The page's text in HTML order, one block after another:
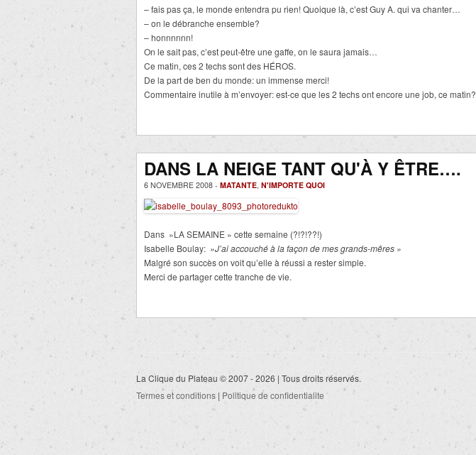
– fais pas ça, le monde entendra pu rien! Quoique là, c’est Guy A. qui va chanter…
– on le débranche ensemble?
– honnnnnn!
On le sait pas, c’est peut-être une gaffe, on le saura jamais…
Ce matin, ces 2 techs sont des HÉROS.
De la part de ben du monde: un immense merci!
Commentaire inutile à m’envoyer: est-ce que les 2 techs ont encore une job, ce matin?
DANS LA NEIGE TANT QU'À Y ÊTRE….
6 NOVEMBRE 2008 - MATANTE, N'IMPORTE QUOI
Dans »LA SEMAINE » cette semaine (?!?!??!)
Isabelle Boulay: »J’ai accouché à la façon de mes grands-mêres »
Malgré son succès on voit qu’elle à réussi a rester simple.
Merci de partager cette tranche de vie.
La Clique du Plateau © 2007 - 2026 | Tous droits réservés.
Termes et conditions | Politique de confidentialite